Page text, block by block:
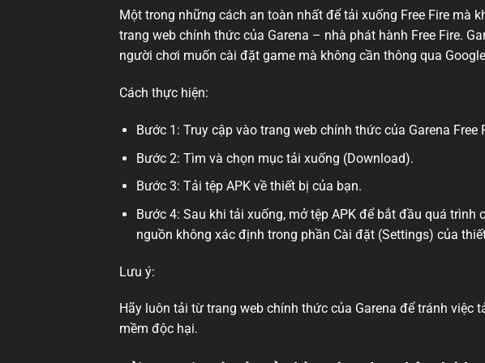
Một trong những cách an toàn nhất để tải xuống Free Fire mà
trang web chính thức của Garena – nhà phát hành Free Fire.
người chơi muốn cài đặt game mà không cần thông qua
Cách thực hiện:
Bước 1: Truy cập vào trang web chính thức của Garena
Bước 2: Tìm và chọn mục tải xuống (Download).
Bước 3: Tải tệp APK về thiết bị của bạn.
Bước 4: Sau khi tải xuống, mở tệp APK để bắt đầu quá
nguồn không xác định trong phần Cài đặt (Settings) của
Lưu ý:
Hãy luôn tải từ trang web chính thức của Garena để tránh việc
mềm độc hại.